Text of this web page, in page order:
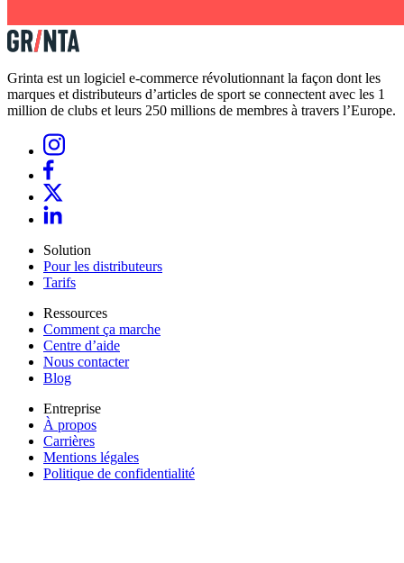
Grinta est un logiciel e-commerce révolutionnant la façon dont les
marques et distributeurs d’articles de sport se connectent avec les 1
million de clubs et leurs 250 millions de membres à travers l’Europe.
Solution
Pour les distributeurs
Tarifs
Ressources
Comment ça marche
Centre d’aide
Nous contacter
Blog
Entreprise
À propos
Carrières
Mentions légales
Politique de confidentialité